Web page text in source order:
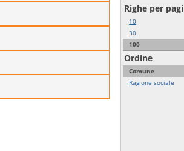
Righe per
10
30
100
Ordine
Comune
Ragione sociale